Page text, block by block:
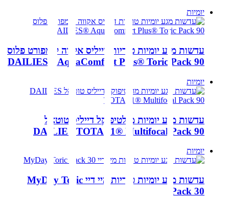
יומיות
עדשות מגע יומיות טוריות דייליס אקווה קומפורט פלוס
DAILIES® AquaComfort Plus® Toric Pack 90
יומיות
עדשות מגע יומיות מולטיפוקל דייליס טוטאל
DAILIES TOTAL1® Multifocal Pack 90
יומיות
עדשות מגע יומיות טוריות מיי דיי MyDay Toric
Pack 30